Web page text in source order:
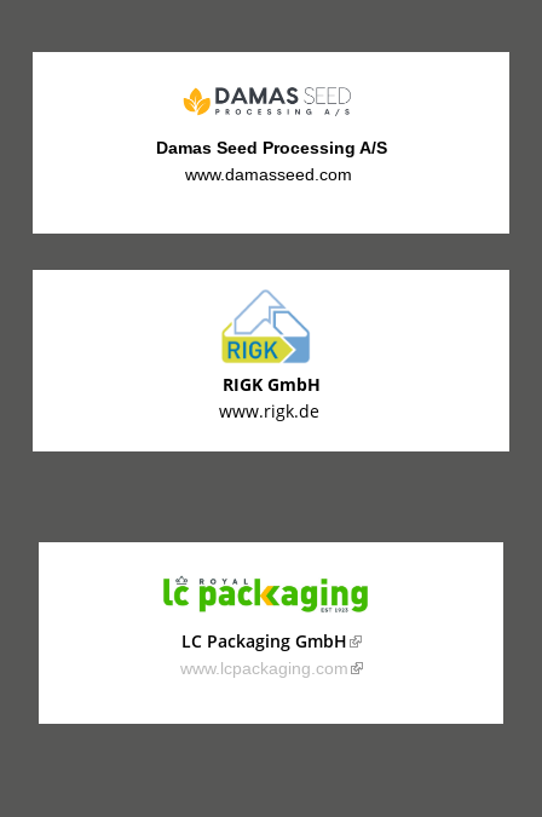
Damas Seed Processing A/S
www.damasseed.com
RIGK GmbH
www.rigk.de
LC Packaging GmbH(link is external)
www.lcpackaging.com(link is external)